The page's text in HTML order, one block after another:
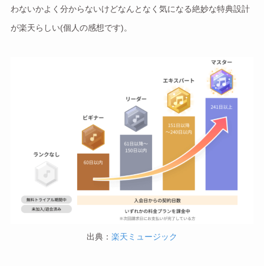
わないかよく分からないけどなんとなく気になる絶妙な特典設計
が楽天らしい(個人の感想です)。
出典： 楽天ミュージック